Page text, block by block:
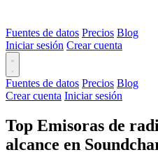
Fuentes de datos Precios Blog
Iniciar sesión Crear cuenta
Fuentes de datos Precios Blog
Crear cuenta Iniciar sesión
Top Emisoras de
alcance en